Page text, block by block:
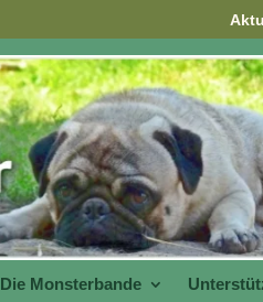
Die Monsterbande